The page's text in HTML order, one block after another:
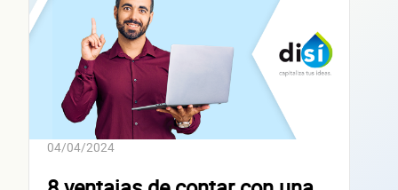
04/04/2024
Datos